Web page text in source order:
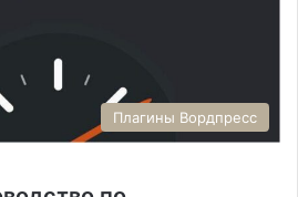
Плагины Вордпресс